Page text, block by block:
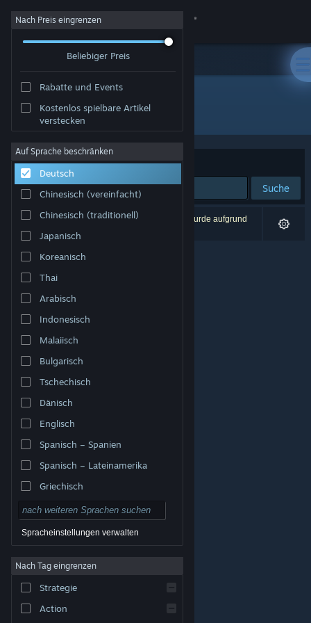
Anmelden
Info
Support
Sprache ändern
Steam-Mobile-App herunterladen
Desktopversion anzeigen
© Valve Corporation. Alle Rechte vorbehalten. Alle
USA und anderen Ländern.
Rechtliches
Barrierefreiheit
Nutzungsvertrag
Nach Preis eingrenzen
Beliebiger Preis
Rabatte und Events
Kostenlos spielbare Artikel
verstecken
Auf Sprache beschränken
Deutsch
Chinesisch (vereinfacht)
Chinesisch (traditionell)
Japanisch
Koreanisch
Thai
Arabisch
Indonesisch
Malaiisch
Bulgarisch
Tschechisch
Dänisch
Englisch
Spanisch – Spanien
Spanisch – Lateinamerika
Griechisch
Spracheinstellungen verwalten
Nach Tag eingrenzen
Strategie
Action
Entwickler: Célio Fernandes Krachinski
Sortieren nach Relevanz
Suche
0 Ergebnisse entsprechen Ihrer Suche. 1 Titel wurde aufgrund
Ihrer Einstellungen ausgeschlossen.